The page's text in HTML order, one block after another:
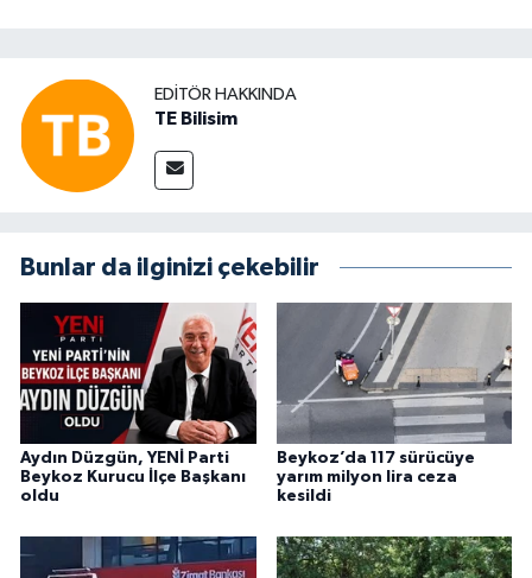
EDITÖR HAKKINDA
TE Bilisim
Bunlar da ilginizi çekebilir
Aydın Düzgün, YENİ Parti
Beykoz Kurucu İlçe Başkanı
oldu
Beykoz’da 117 sürücüye
yarım milyon lira ceza
kesildi